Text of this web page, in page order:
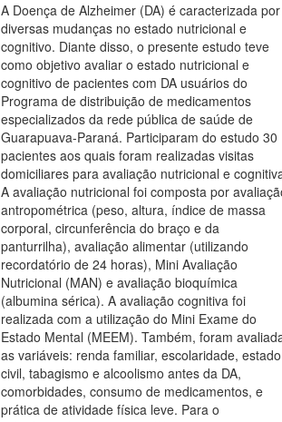
A Doença de Alzheimer (DA) é caracterizada por
diversas mudanças no estado nutricional e
cognitivo. Diante disso, o presente estudo teve
como objetivo avaliar o estado nutricional e
cognitivo de pacientes com DA usuários do
Programa de distribuição de medicamentos
especializados da rede pública de saúde de
Guarapuava-Paraná. Participaram do estudo 30
pacientes aos quais foram realizadas visitas
domiciliares para avaliação nutricional e
A avaliação nutricional foi composta por
antropométrica (peso, altura, índice de massa
corporal, circunferência do braço e da
panturrilha), avaliação alimentar (utilizando
recordatório de 24 horas), Mini Avaliação
Nutricional (MAN) e avaliação bioquímica
(albumina sérica). A avaliação cognitiva foi
realizada com a utilização do Mini Exame do
Estado Mental (MEEM). Também, foram
as variáveis: renda familiar, escolaridade, estado
civil, tabagismo e alcoolismo antes da DA,
comorbidades, consumo de medicamentos, e
prática de atividade física leve. Para o